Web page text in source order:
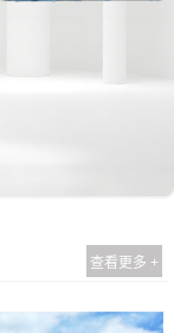
查看更多 +